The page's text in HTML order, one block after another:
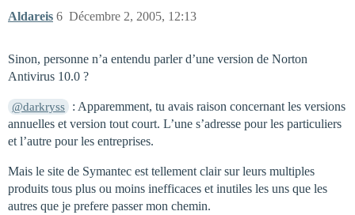
Aldareis Décembre 2, 2005, 12:13
6
Sinon, personne n’a entendu parler d’une version de Norton
Antivirus 10.0 ?
@darkryss
: Apparemment, tu avais raison concernant les versions
annuelles et version tout court. L’une s’adresse pour les particuliers
et l’autre pour les entreprises.
Mais le site de Symantec est tellement clair sur leurs multiples
produits tous plus ou moins inefficaces et inutiles les uns que les
autres que je prefere passer mon chemin.